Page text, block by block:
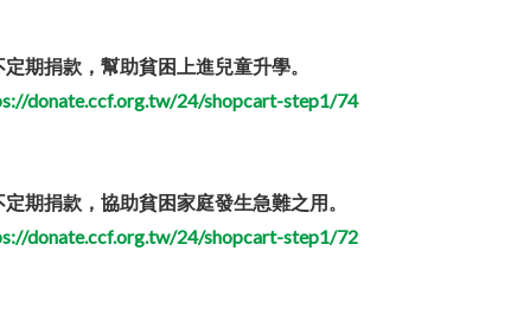
期捐款，幫助貧困上進兒童升學。
donate.ccf.org.tw/24/shopcart-step1/74
期捐款，協助貧困家庭發生急難之用 。
donate.ccf.org.tw/24/shopcart-step1/72